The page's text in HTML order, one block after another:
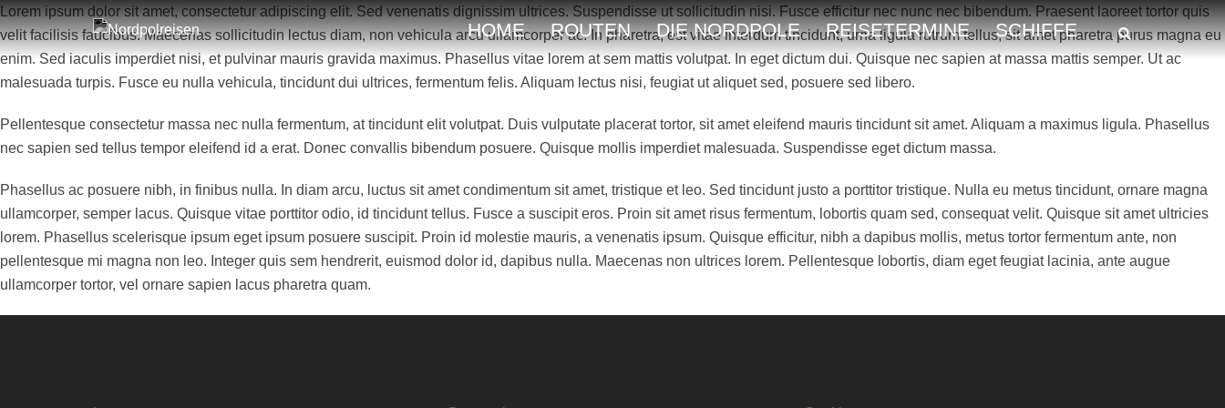
HOME ROUTEN DIE NORDPOLE REISETERMINE SCHIFFE
Lorem ipsum dolor sit amet, consectetur adipiscing elit. Sed venenatis dignissim ultrices. Suspendisse ut sollicitudin nisi. Fusce efficitur nec nunc nec bibendum. Praesent laoreet tortor quis
velit facilisis faucibus. Maecenas sollicitudin lectus diam, non vehicula arcu ullamcorper ac. In pharetra, est vitae interdum tincidunt, urna ligula rutrum tellus, sit amet pharetra purus magna eu
enim. Sed iaculis imperdiet nisi, et pulvinar mauris gravida maximus. Phasellus vitae lorem at sem mattis volutpat. In eget dictum dui. Quisque nec sapien at massa mattis semper. Ut ac
malesuada turpis. Fusce eu nulla vehicula, tincidunt dui ultrices, fermentum felis. Aliquam lectus nisi, feugiat ut aliquet sed, posuere sed libero.
Pellentesque consectetur massa nec nulla fermentum, at tincidunt elit volutpat. Duis vulputate placerat tortor, sit amet eleifend mauris tincidunt sit amet. Aliquam a maximus ligula. Phasellus
nec sapien sed tellus tempor eleifend id a erat. Donec convallis bibendum posuere. Quisque mollis imperdiet malesuada. Suspendisse eget dictum massa.
Phasellus ac posuere nibh, in finibus nulla. In diam arcu, luctus sit amet condimentum sit amet, tristique et leo. Sed tincidunt justo a porttitor tristique. Nulla eu metus tincidunt, ornare magna
ullamcorper, semper lacus. Quisque vitae porttitor odio, id tincidunt tellus. Fusce a suscipit eros. Proin sit amet risus fermentum, lobortis quam sed, consequat velit. Quisque sit amet ultricies
lorem. Phasellus scelerisque ipsum eget ipsum posuere suscipit. Proin id molestie mauris, a venenatis ipsum. Quisque efficitur, nibh a dapibus mollis, metus tortor fermentum ante, non
pellentesque mi magna non leo. Integer quis sem hendrerit, euismod dolor id, dapibus nulla. Maecenas non ultrices lorem. Pellentesque lobortis, diam eget feugiat lacinia, ante augue
ullamcorper tortor, vel ornare sapien lacus pharetra quam.